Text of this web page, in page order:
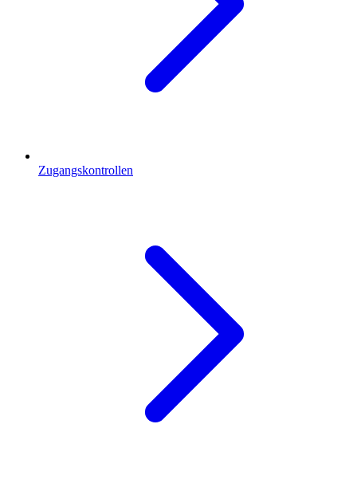
Zugangskontrollen